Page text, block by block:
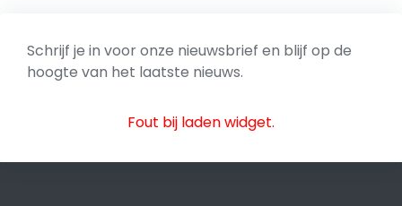
Schrijf je in voor onze nieuwsbrief en blijf op de
hoogte van het laatste nieuws.
Fout bij laden widget.